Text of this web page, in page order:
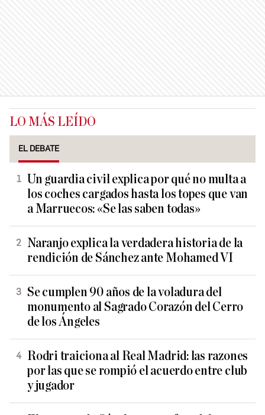
LO MÁS LEÍDO
EL DEBATE
Un guardia civil explica por qué no multa a
los coches cargados hasta los topes que van
a Marruecos: «Se las saben todas»
Naranjo explica la verdadera historia de la
rendición de Sánchez ante Mohamed VI
Se cumplen 90 años de la voladura del
monumento al Sagrado Corazón del Cerro
de los Ángeles
Rodri traiciona al Real Madrid: las razones
por las que se rompió el acuerdo entre club
y jugador